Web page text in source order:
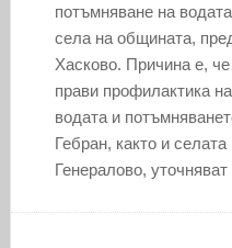
потъмняване на
села на общината,
Хасково. Причина е,
прави профилактика
водата и
Гебран, както и
Генералово,